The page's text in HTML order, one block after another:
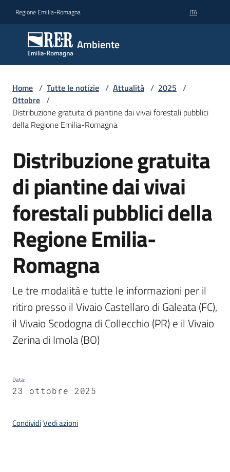
Regione Emilia-Romagna ITA
Ambiente
Ambiente
Novità
Servizi
Leggi
Atti
Bandi
Piani
Programmi
Progetti
Seguici
su
Home / Tutte le notizie / Attualità / 2025 /
Ottobre /
Distribuzione gratuita di piantine dai vivai forestali pubblici
della Regione Emilia-Romagna
Salta al contenuto
Distribuzione gratuita
di piantine dai vivai
forestali pubblici della
Regione Emilia-
Romagna
Le tre modalità e tutte le informazioni per il
ritiro presso il Vivaio Castellaro di Galeata (FC),
il Vivaio Scodogna di Collecchio (PR) e il Vivaio
Zerina di Imola (BO)
Data:
23 ottobre 2025
CondividiVedi azioni